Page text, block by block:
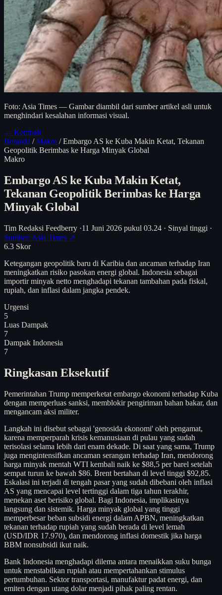
Foto: Asia Times — Gambar diambil dari sumber artikel asli untuk
menghindari kesalahan informasi visual.
← Kembali
Beranda / Makro / Embargo AS ke Kuba Makin Ketat, Tekanan
Geopolitik Berimbas ke Harga Minyak Global
Makro
Embargo AS ke Kuba Makin Ketat,
Tekanan Geopolitik Berimbas ke Harga
Minyak Global
Tim Redaksi Feedberry ·11 Juni 2026 pukul 03.24 · Sinyal tinggi ·
Sumber: Asia Times ↗
6.3 Skor
Ketegangan geopolitik baru di Karibia dan ancaman terhadap Iran
meningkatkan risiko pasokan energi global. Indonesia sebagai
importir minyak netto menghadapi tekanan tambahan pada fiskal,
rupiah, dan inflasi dalam jangka pendek.
Urgensi
5
Luas Dampak
7
Dampak Indonesia
7
Ringkasan Eksekutif
Pemerintahan Trump memperketat embargo ekonomi terhadap Kuba
dengan memperluas sanksi, memblokir pengiriman bahan bakar, dan
mengancam aksi militer.
Langkah ini disebut sebagai 'genosida ekonomi' oleh pengamat,
karena memperparah krisis kemanusiaan di pulau yang sudah
terisolasi selama lebih dari enam dekade. Di saat yang sama, Trump
juga mengintensifkan ancaman serangan terhadap Iran, mendorong
harga minyak mentah WTI kembali naik ke $88,5 per barel setelah
sempat turun ke bawah $86. Brent bertahan di level tinggi $92,85.
Eskalasi ini terjadi di tengah pasar yang sudah dibebani oleh inflasi
AS yang mencapai level tertinggi dalam tiga tahun terakhir,
menekan aset berisiko global. Bagi Indonesia, implikasinya
langsung dan sistemik. Harga minyak global yang tinggi
memperbesar beban subsidi energi dalam APBN, meningkatkan
tekanan terhadap rupiah yang sudah berada di level lemah
(USD/IDR 17.970), dan mendorong inflasi domestik jika harga
BBM nonsubsidi ikut naik.
Bank Indonesia menghadapi dilema antara menaikkan suku bunga
untuk menstabilkan rupiah atau mempertahankan stimulus
pertumbuhan. Sektor transportasi, manufaktur padat energi, dan
emiten dengan utang dolar menjadi pihak paling rentan.